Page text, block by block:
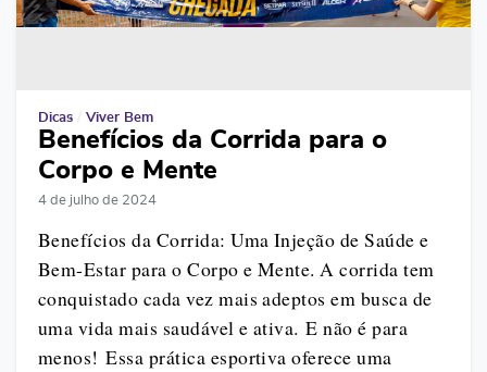
Dicas Viver Bem
Benefícios da Corrida para o
Corpo e Mente
4 de julho de 2024
Benefícios da Corrida: Uma Injeção de Saúde e
Bem-Estar para o Corpo e Mente. A corrida tem
conquistado cada vez mais adeptos em busca de
uma vida mais saudável e ativa. E não é para
menos! Essa prática esportiva oferece uma